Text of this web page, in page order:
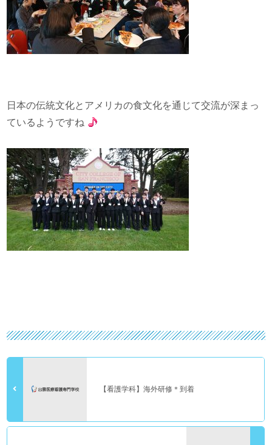
日本の伝統文化とアメリカの食文化を通じて交流が深まっ
ているようですね
【看護学科】海外研修＊到着